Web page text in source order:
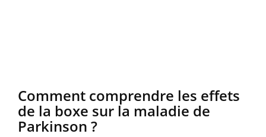
Comment comprendre les effets
de la boxe sur la maladie de
Parkinson ?